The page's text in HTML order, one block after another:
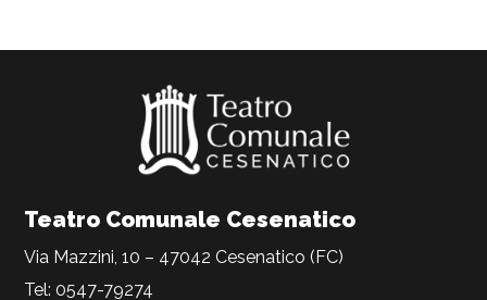
Teatro Comunale Cesenatico
Via Mazzini, 10 – 47042 Cesenatico (FC)
Tel: 0547-79274